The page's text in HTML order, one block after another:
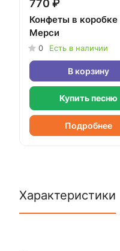
770 ₽
Конфеты в коробке
Мерси
0 Есть в наличии
В корзину
Купить песню
Подробнее
Характеристики